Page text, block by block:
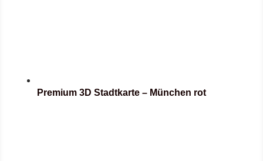
Premium 3D Stadtkarte – München rot